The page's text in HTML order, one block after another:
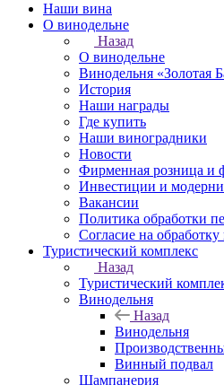
Наши вина
О винодельне
Назад
О винодельне
Винодельня «Золотая
История
Наши награды
Где купить
Наши виноградники
Новости
Фирменная розница и
Инвестиции и
Вакансии
Политика обработки
Согласие на
Туристический комплекс
Назад
Туристический
Винодельня
Назад
Винодельня
Винный подвал
Шампанерия